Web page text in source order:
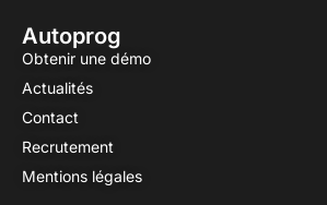
e
d
i
n
-
i
n
b
o
o
f
Autoprog
Obtenir une démo
Actualités
Contact
Recrutement
Mentions légales